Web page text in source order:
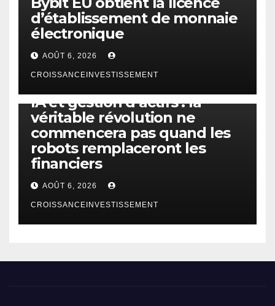
d’établissement de monnaie
électronique
AOÛT 6, 2026
CROISSANCEINVESTISSEMENT
IA et gestion d’actifs : la
véritable révolution ne
commencera pas quand les
robots remplaceront les
financiers
AOÛT 6, 2026
CROISSANCEINVESTISSEMENT